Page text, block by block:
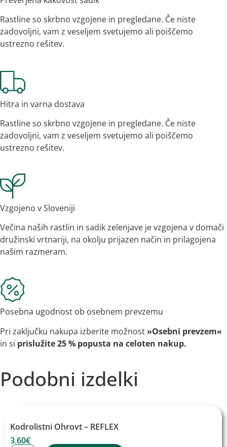
Rastline so skrbno vzgojene in pregledane. Če niste
zadovoljni, vam z veseljem svetujemo ali poiščemo
ustrezno rešitev.
Hitra in varna dostava
Rastline so skrbno vzgojene in pregledane. Če niste
zadovoljni, vam z veseljem svetujemo ali poiščemo
ustrezno rešitev.
Vzgojeno v Sloveniji
Večina naših rastlin in sadik zelenjave je vzgojena v domači
družinski vrtnariji, na okolju prijazen način in prilagojena
našim razmeram.
Posebna ugodnost ob osebnem prevzemu
Pri zaključku nakupa izberite možnost »Osebni prevzem«
in si prislužite 25 % popusta na celoten nakup.
Podobni izdelki
Kodrolistni Ohrovt – REFLEX
3.60€